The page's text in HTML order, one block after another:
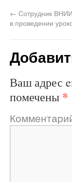
← Сотрудник
в проведении
Ваш адрес
помечены *